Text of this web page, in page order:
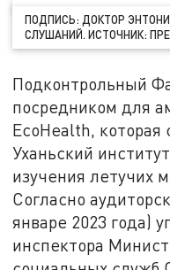
ПОДПИСЬ: ДОКТОР
СЛУШАНИЙ. ИСТОЧНИК:
Подконтрольный
посредником для
EcoHealth, которая
Уханьский
изучения летучих
Согласно
январе 2023 года)
инспектора